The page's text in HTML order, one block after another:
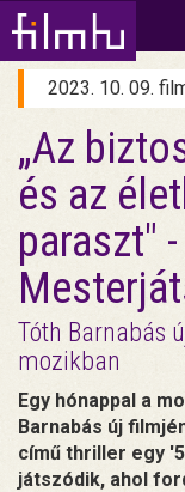
2023. 10. 09.
„Az
és az
paraszt"
Tóth Barnabás
mozikban
Egy hónappal a
Barnabás új
című thriller egy
játszódik, ahol